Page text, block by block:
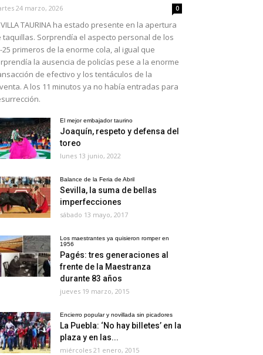
24 marzo, 2026 0
TAURINA ha estado presente en la apertura
taquillas. Sorprendía el aspecto personal de los
25 primeros de la enorme cola, al igual que
la ausencia de policías pese a la enorme
de efectivo y los tentáculos de la
A los 11 minutos ya no había entradas para
El mejor embajador taurino
Joaquín, respeto y defensa del
toreo
lunes 13 junio, 2022
Balance de la Feria de Abril
Sevilla, la suma de bellas
imperfecciones
sábado 13 mayo, 2017
Los maestrantes ya quisieron romper en
1956
Pagés: tres generaciones al
frente de la Maestranza
durante 83 años
jueves 19 marzo, 2015
Encierro popular y novillada sin picadores
La Puebla: ‘No hay billetes’ en la
plaza y en las...
miércoles 21 enero, 2015